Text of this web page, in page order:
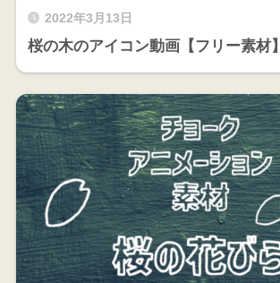
2022年3月13日
桜の木のアイコン動画【フリー素材】